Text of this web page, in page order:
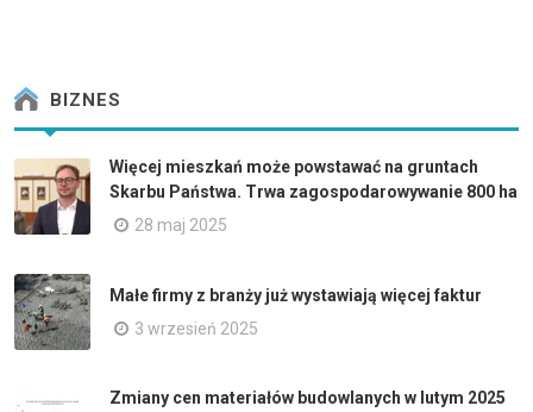
BIZNES
Więcej mieszkań może powstawać na gruntach
Skarbu Państwa. Trwa zagospodarowywanie 800 ha
28 maj 2025
Małe firmy z branży już wystawiają więcej faktur
3 wrzesień 2025
Zmiany cen materiałów budowlanych w lutym 2025